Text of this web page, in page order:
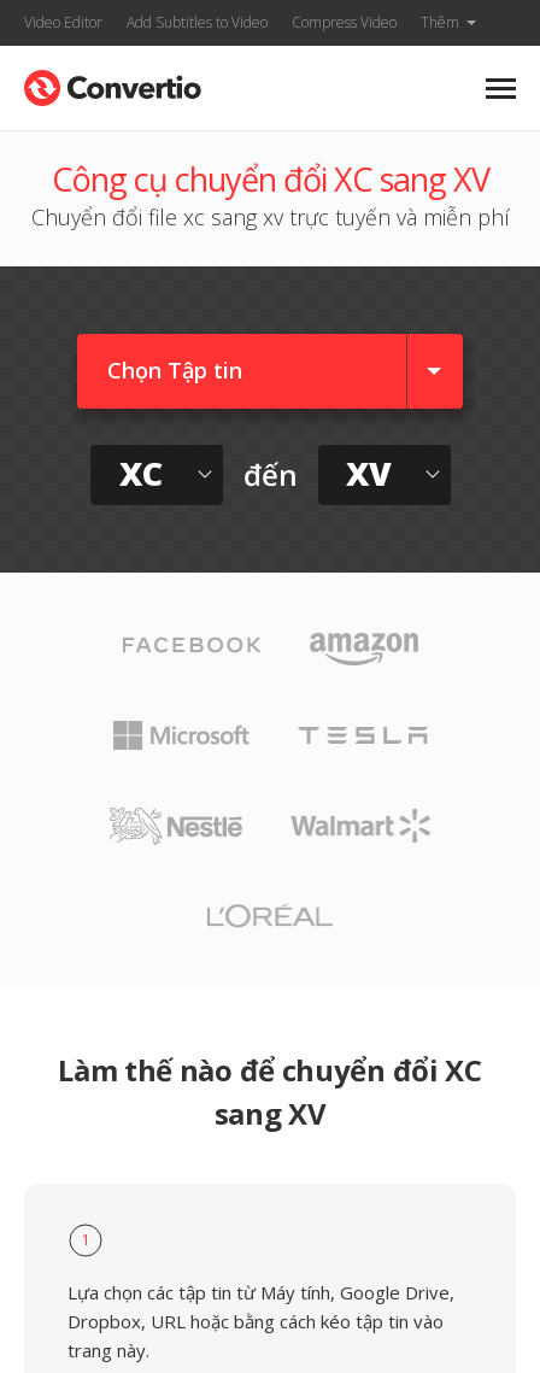
Video Editor Add Subtitles to Video Compress Video Thêm
Công cụ chuyển đổi XC sang XV
Chuyển đổi file xc sang xv trực tuyến và miễn phí
Chọn Tập tin
XC đến XV
Làm thế nào để chuyển đổi XC
sang XV
1
Lựa chọn các tập tin từ Máy tính, Google Drive,
Dropbox, URL hoặc bằng cách kéo tập tin vào
trang này.